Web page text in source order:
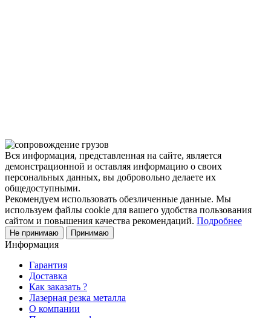
Вся информация, представленная на сайте, является
демонстрационной и оставляя информацию о своих
персональных данных, вы добровольно делаете их
общедоступными.
Рекомендуем использовать обезличенные данные. Мы
используем файлы cookie для вашего удобства пользования
сайтом и повышения качества рекомендаций. Подробнее
Не принимаю Принимаю
Информация
Гарантия
Доставка
Как заказать ?
Лазерная резка металла
О компании